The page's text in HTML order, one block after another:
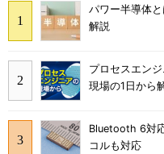
パワー半導体
解説
プロセスエン
現場の1日から
Bluetooth 6対
コルも対応